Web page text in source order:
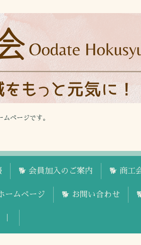
ページです。
🐕 会員加入のご案内 🐕 商工
ームページ 🐕 お問い合わせ